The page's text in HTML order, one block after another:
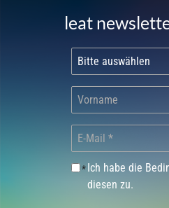
leat
*Ich habe die
diesen zu.